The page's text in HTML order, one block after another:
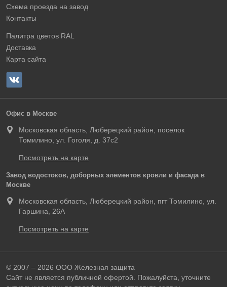
Схема проезда на завод
Контакты
Палитра цветов RAL
Доставка
Карта сайта
Офис в Москве
Московская область, Люберецкий район, поселок
Томилино, ул. Гоголя, д. 37с2
Посмотреть на карте
Завод водостоков, доборных элементов кровли и фасада в
Москве
Московская область, Люберецкий район, пгт Томилино, ул.
Гаршина, 26А
Посмотреть на карте
© 2007 – 2026 ООО Железная защита
Сайт не является публичной офертой. Пожалуйста, уточните